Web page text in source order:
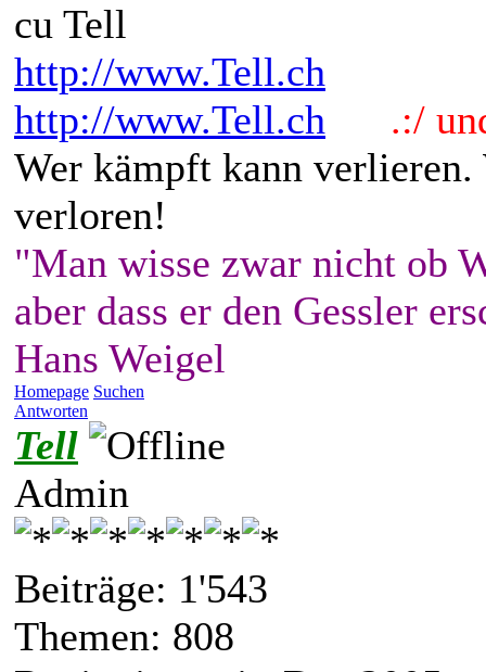
cu Tell
http://www.Tell.ch
http://www.Tell.ch
.:/
Wer kämpft kann
verloren!
"Man wisse zwar nicht ob
aber dass er den Gessler
Hans Weigel
Homepage Suchen
Antworten
Tell
Admin
Beiträge: 1'543
Themen: 808